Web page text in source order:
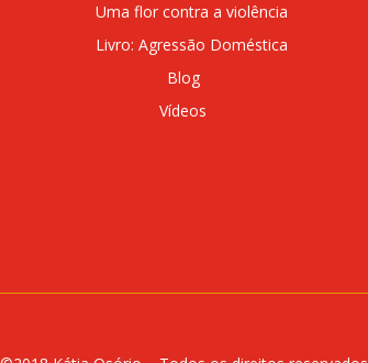
Uma flor contra a violência
Livro: Agressão Doméstica
Blog
Vídeos